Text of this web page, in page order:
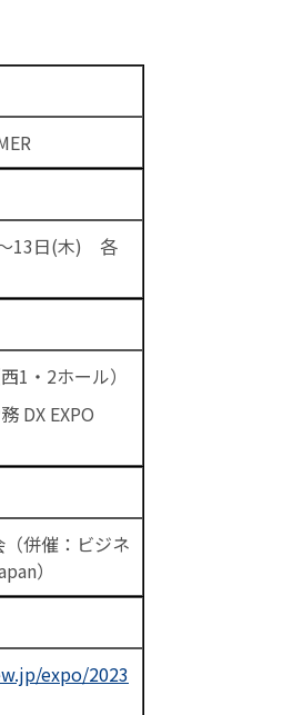
13日(木) 各
1・2ホール）
DX EXPO
（併催：ビジネ
）
expo/2023